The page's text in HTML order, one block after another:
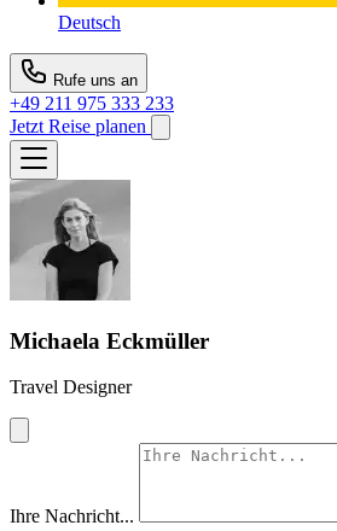
Deutsch
Rufe uns an
+49 211 975 333 233
Jetzt Reise planen
Michaela Eckmüller
Travel Designer
Ihre Nachricht...